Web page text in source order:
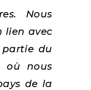
Nous
lien avec
partie du
où nous
de la